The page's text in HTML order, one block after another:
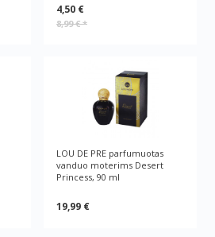
4,50 €
8,99 €*
LOU DE PRE parfumuotas
vanduo moterims Desert
Princess, 90 ml
19,99 €